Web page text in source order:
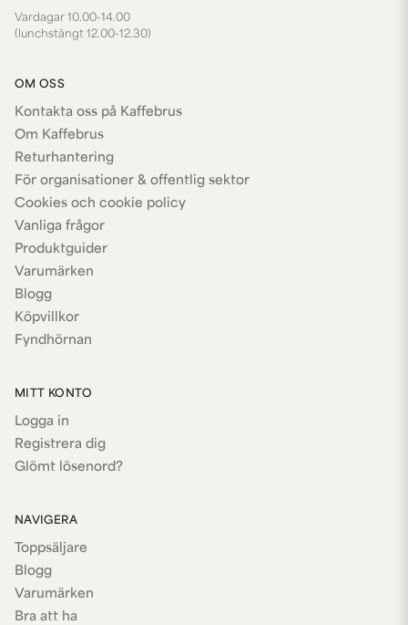
Vardagar 10.00-14.00
(lunchstängt 12.00-12.30)
OM OSS
Kontakta oss på Kaffebrus
Om Kaffebrus
Returhantering
För organisationer & offentlig sektor
Cookies och cookie policy
Vanliga frågor
Produktguider
Varumärken
Blogg
Köpvillkor
Fyndhörnan
MITT KONTO
Logga in
Registrera dig
Glömt lösenord?
NAVIGERA
Toppsäljare
Blogg
Varumärken
Bra att ha